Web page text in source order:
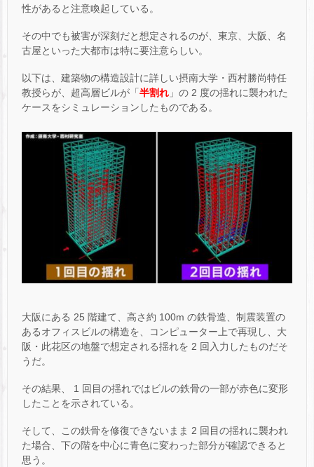
性があると注意喚起している。
その中でも被害が深刻だと想定されるのが、東京、大阪、名
古屋といった大都市は特に要注意らしい。
以下は、建築物の構造設計に詳しい摂南大学・西村勝尚特任
教授らが、超高層ビルが「 半割れ 」の 2 度の揺れに襲われた
ケースをシミュレーションしたものである。
大阪にある 25 階建て、高さ約 100m の鉄骨造、制震装置の
あるオフィスビルの構造を、コンピューター上で再現し、大
阪・此花区の地盤で想定される揺れを 2 回入力したものだそ
うだ。
その結果、 1 回目の揺れではビルの鉄骨の一部が赤色に変形
したことを示されている。
そして、この鉄骨を修復できないまま 2 回目の揺れに襲われ
た場合、下の階を中心に青色に変わった部分が確認できると
思う。